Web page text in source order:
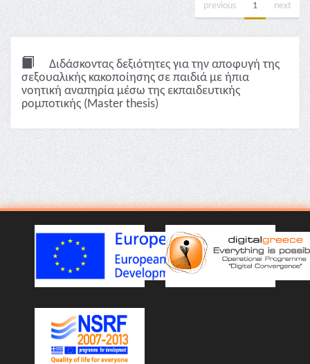
previous 1 next
Διδάσκοντας δεξιότητες για την αποφυγή της
σεξουαλικής κακοποίησης σε παιδιά με ήπια
νοητική αναπηρία μέσω της εκπαιδευτικής
ρομποτικής (Master thesis)